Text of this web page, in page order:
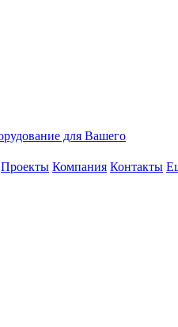
Проекты Компания Контакты